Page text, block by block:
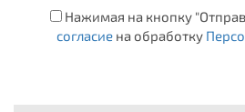
Нажимая на кнопку
согласиена обработку